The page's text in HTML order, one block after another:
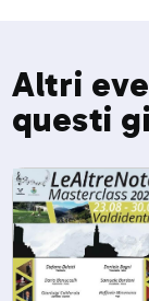
Altri
questi